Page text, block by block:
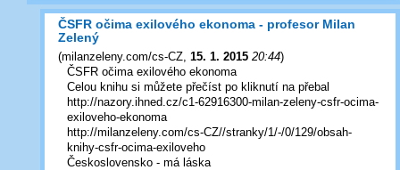
ČSFR očima exilového ekonoma - profesor Milan
Zelený
(milanzeleny.com/cs-CZ 15. 1. 2015 20:44)
ČSFR očima exilového ekonoma
Celou knihu si můžete přečíst po kliknutí na přebal
http://nazory.ihned.cz/c1-62916300-milan-zeleny-csfr-ocima-
exiloveho-ekonoma
http://milanzeleny.com/cs-CZ//stranky/1/-/0/129/obsah-
knihy-csfr-ocima-exiloveho
Československo - má láska